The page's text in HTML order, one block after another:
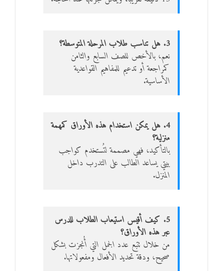
3. هل تناسب طلاب المرحلة المتوسطة؟
نعم، بالأخص للصف السابع والثامن
كمراجعة أو تدعيم للمفاهيم القواعدية
الأساسية.
4. هل يمكن استخدام هذه الأوراق كمهمة
منزلية؟
بالتأكيد، فهي مصممة لتُستخدم كواجب
بيتي يساعد الطالب على التدرب داخل
المنزل.
5. كيف أقيس استيعاب الطلاب للدرس
عبر هذه الأوراق؟
من خلال تتبع عدد الجمل التي أُنجزت بشكل
صحيح، ودقة تحديد الأفعال ومفعولاتها.